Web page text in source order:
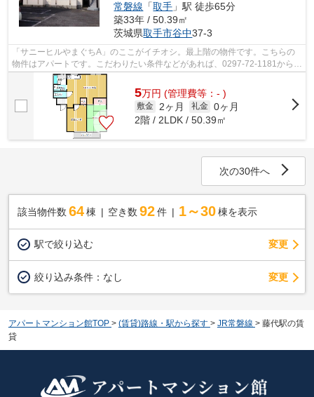
常磐線 「取手 」駅 徒歩65分
築33年 / 50.39㎡
茨城県取手市谷中37-3
「サニーヒルやまぐちA」のここがイチオシ。最上階の物件です。こちらの
物件はアパートです。こだわりたい条件などがあれば、0297-72-1181からア
パートマンション館 取手店スタッフま...
5万円 (管理費等：- )
敷金 2ヶ月 礼金 0ヶ月
2階 / 2LDK / 50.39㎡
次の30件へ
該当物件数 64棟 空き数 92 件 1～30 棟を表示
駅で絞り込む 変更
絞り込み条件： なし 変更
アパートマンション館TOP > (賃貸)路線・駅から探す > JR常磐線 > 藤代駅の賃
貸